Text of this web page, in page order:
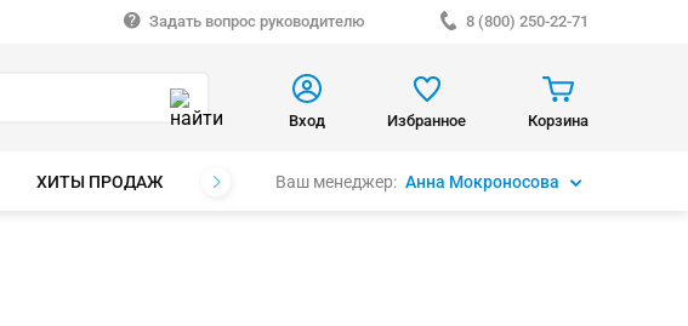
Задать вопрос руководителю 8 (800) 250-22-71
Вход Избранное Корзина
ХИТЫ ПРОДАЖ БРЕНДЫВаш менеджер: Анна Мокроносова